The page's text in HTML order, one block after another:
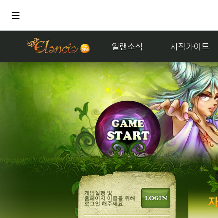
일랜소식 시작가이드
게임실행 및
홈페이지 이용을 위해
로그인 해주세요.